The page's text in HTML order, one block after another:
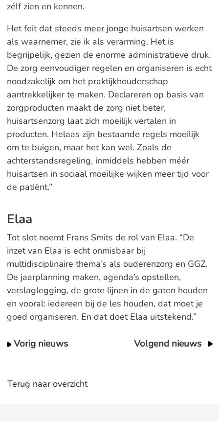
zélf zien en kennen.
Het feit dat steeds meer jonge huisartsen werken
als waarnemer, zie ik als verarming. Het is
begrijpelijk, gezien de enorme administratieve druk.
De zorg eenvoudiger regelen en organiseren is echt
noodzakelijk om het praktijkhouderschap
aantrekkelijker te maken. Declareren op basis van
zorgproducten maakt de zorg niet beter,
huisartsenzorg laat zich moeilijk vertalen in
producten. Helaas zijn bestaande regels moeilijk
om te buigen, maar het kan wel. Zoals de
achterstandsregeling, inmiddels hebben méér
huisartsen in sociaal moeilijke wijken meer tijd voor
de patiënt.”
Elaa
Tot slot noemt Frans Smits de rol van Elaa. “De
inzet van Elaa is echt onmisbaar bij
multidisciplinaire thema’s als ouderenzorg en GGZ.
De jaarplanning maken, agenda’s opstellen,
verslaglegging, de grote lijnen in de gaten houden
en vooral: iedereen bij de les houden, dat moet je
goed organiseren. En dat doet Elaa uitstekend.”
Vorig nieuws Volgend nieuws
Terug naar overzicht